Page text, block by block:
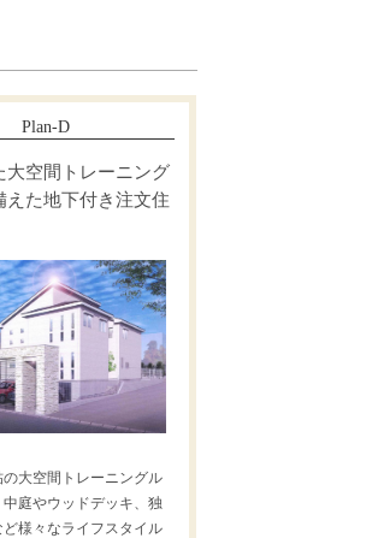
Plan-D
大空間トレーニング
えた地下付き注文住
大空間トレーニングル
中庭やウッドデッキ、独
様々なライフスタイル